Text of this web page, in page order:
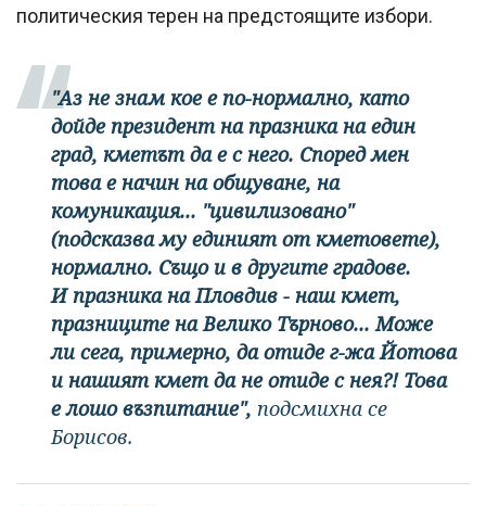
политическия терен на предстоящите избори.
"Аз не знам кое е по-нормално, като
дойде президент на празника на един
град, кметът да е с него. Според мен
това е начин на общуване, на
комуникация... "цивилизовано"
(подсказва му единият от кметовете),
нормално. Също и в другите градове.
И празника на Пловдив - наш кмет,
празниците на Велико Търново... Може
ли сега, примерно, да отиде г-жа Йотова
и нашият кмет да не отиде с нея?! Това
е лошо възпитание", подсмихна се
Борисов.